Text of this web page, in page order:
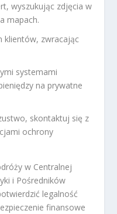
wyszukując zdjęcia w
mapach.
klientów, zwracając
systemami
na prywatne
skontaktuj się z
ochrony
w Centralnej
i Pośredników
legalność
finansowe